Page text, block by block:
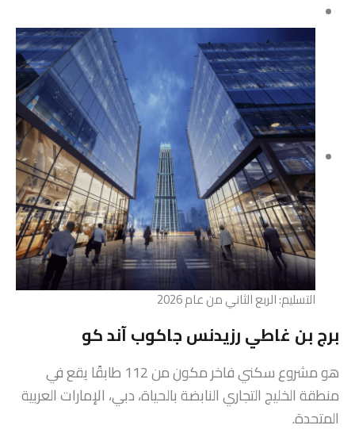
التسليم: الربع الثاني من عام 2026
برج بن غاطي رزيدنس جاكوب آند كو
هو مشروع سكني فاخر مكون من 112 طابقًا يقع في
منطقة الخليج التجاري النابضة بالحياة، دبي، الإمارات العربية
المتحدة.